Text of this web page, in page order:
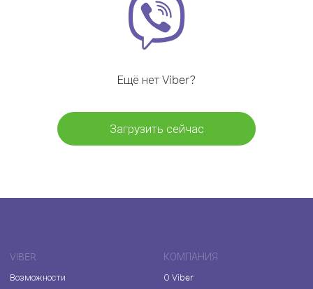
Ещё нет Viber?
Загрузить сейчас
VIBER
Возможности
КОМПАНИЯ
О Viber